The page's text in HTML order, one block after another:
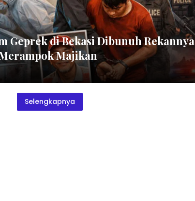
Geprek di Bekasi Dibunuh Rekannya
Majikan
Selengkapnya